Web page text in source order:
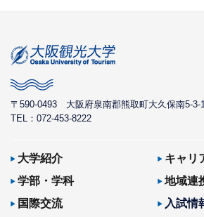
〒590-0493 大阪府泉南郡熊取町大久保南5-3-
TEL：072-453-8222
大学紹介
キャリ
学部・学科
地域連
国際交流
入試情